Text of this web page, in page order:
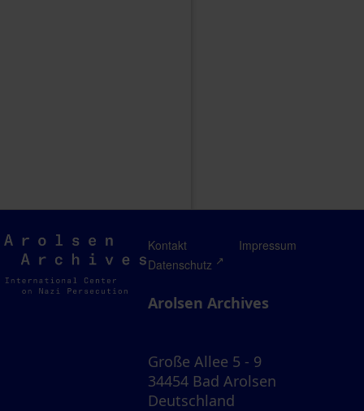
Arolsen
Archives
Kontakt
Impressum
Datenschutz
Arolsen Archives
Große Allee 5 - 9
34454 Bad Arolsen
Deutschland